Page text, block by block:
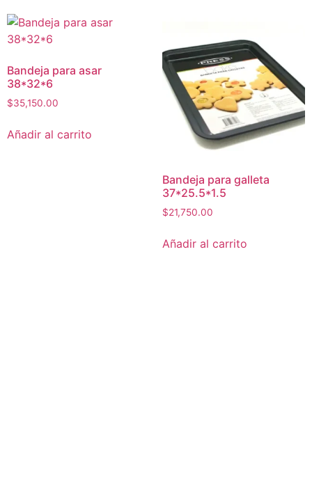
Bandeja para asar
38*32*6
$35,150.00
Añadir al carrito
Bandeja para galleta
37*25.5*1.5
$21,750.00
Añadir al carrito